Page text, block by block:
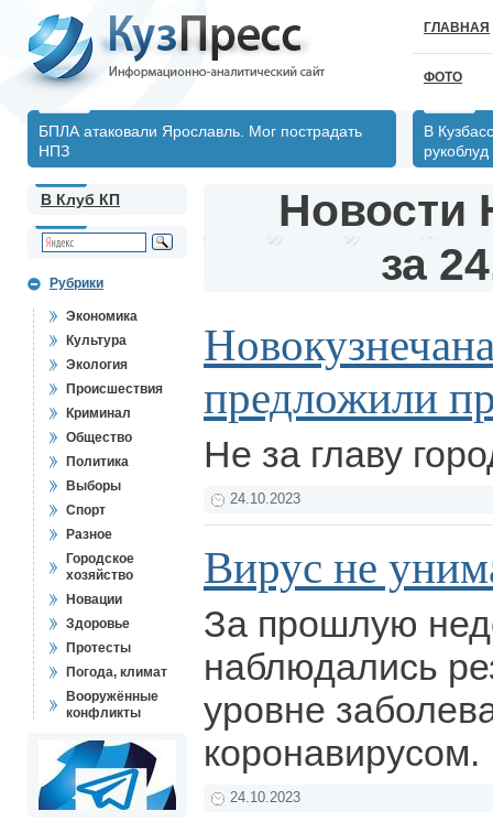
ГЛАВНАЯ
ФОТО
БПЛА атаковали Ярославль. Мог пострадать
НПЗ
В
рукоблуд
В Клуб КП
Рубрики
Экономика
Культура
Экология
Происшествия
Криминал
Общество
Политика
Выборы
Спорт
Разное
Городское
хозяйство
Новации
Здоровье
Протесты
Погода, климат
Вооружённые
конфликты
Новости
за
предложили
Не за главу
24.10.2023
Вирус не
За прошлую
наблюдались
уровне
коронавирусом.
24.10.2023